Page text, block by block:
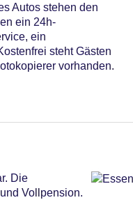
Autos stehen den
ein 24h-
ein
steht Gästen
vorhanden.
Die
Vollpension.